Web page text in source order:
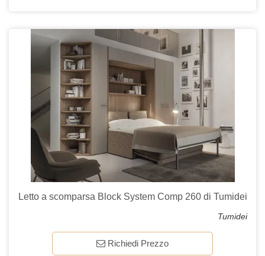
Letto a scomparsa Block System Comp 260 di Tumidei
Tumidei
Richiedi Prezzo